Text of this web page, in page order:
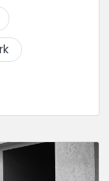
est
et
une
toujours de
" Si